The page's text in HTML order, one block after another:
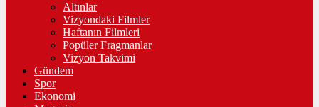
Altınlar
Vizyondaki Filmler
Haftanın Filmleri
Popüler Fragmanlar
Vizyon Takvimi
Gündem
Spor
Ekonomi